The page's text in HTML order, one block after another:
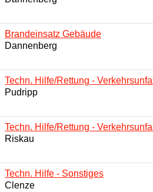
Brandeinsatz Gebäude
Dannenberg
Techn. Hilfe/Rettung - Verkehrsunfall
Pudripp
Techn. Hilfe/Rettung - Verkehrsunfall
Riskau
Techn. Hilfe - Sonstiges
Clenze